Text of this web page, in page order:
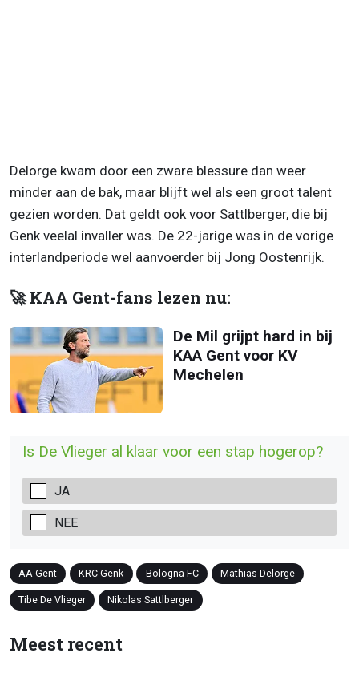
Delorge kwam door een zware blessure dan weer
minder aan de bak, maar blijft wel als een groot talent
gezien worden. Dat geldt ook voor Sattlberger, die bij
Genk veelal invaller was. De 22-jarige was in de vorige
interlandperiode wel aanvoerder bij Jong Oostenrijk.
🚀 KAA Gent-fans lezen nu:
De Mil grijpt hard in bij
KAA Gent voor KV
Mechelen
Is De Vlieger al klaar voor een stap hogerop?
JA
NEE
AA Gent KRC Genk Bologna FC Mathias Delorge
Tibe De Vlieger Nikolas Sattlberger
Meest recent